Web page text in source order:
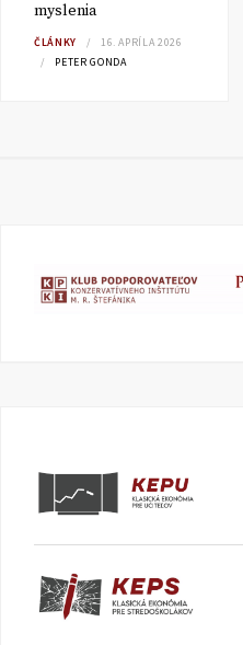
myslenia
ČLÁNKY
16. APRÍLA 2026
PETER GONDA